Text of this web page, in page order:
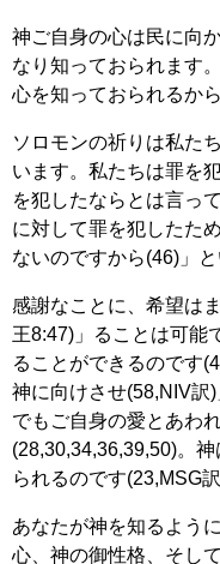
神ご自身の心は民に向
なり知っておられます
心を知っておられるか
ソロモンの祈りは私た
います。私たちは罪を
を犯したならとは言っ
に対して罪を犯したた
ないのですから(46)」
感謝なことに、希望は
王8:47)」ることは可能
ることができるのです
神に向けさせ(58,NIV訳
でもご自身の愛とあわ
(28,30,34,36,39,50)。
られるのです(23,MSG
あなたが神を知るよう
心、神の御性格、そし